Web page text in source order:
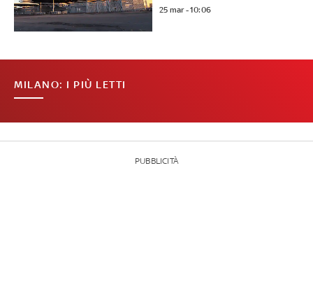
25 mar - 10:06
MILANO: I PIÙ LETTI
PUBBLICITÀ